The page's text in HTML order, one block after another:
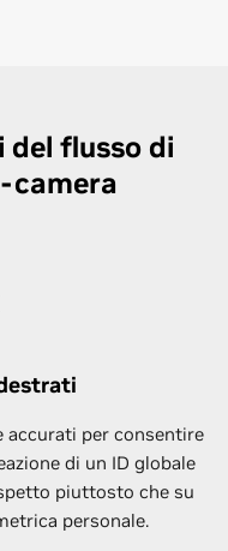
flusso di
camera
per consentire
di un ID globale
piuttosto che su
personale.